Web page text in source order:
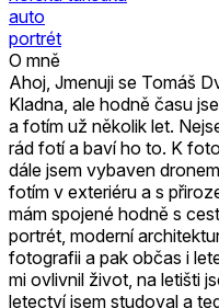
auto
portrét
O mně
Ahoj, Jmenuji se Tomáš
Kladna, ale hodně času
a fotím už několik let.
rád fotí a baví ho to. K
dále jsem vybaven
fotím v exteriéru a s
mám spojené hodně s
portrét, moderní
fotografii a pak občas i
mi ovlivnil život, na letišti
letectví jsem studoval a